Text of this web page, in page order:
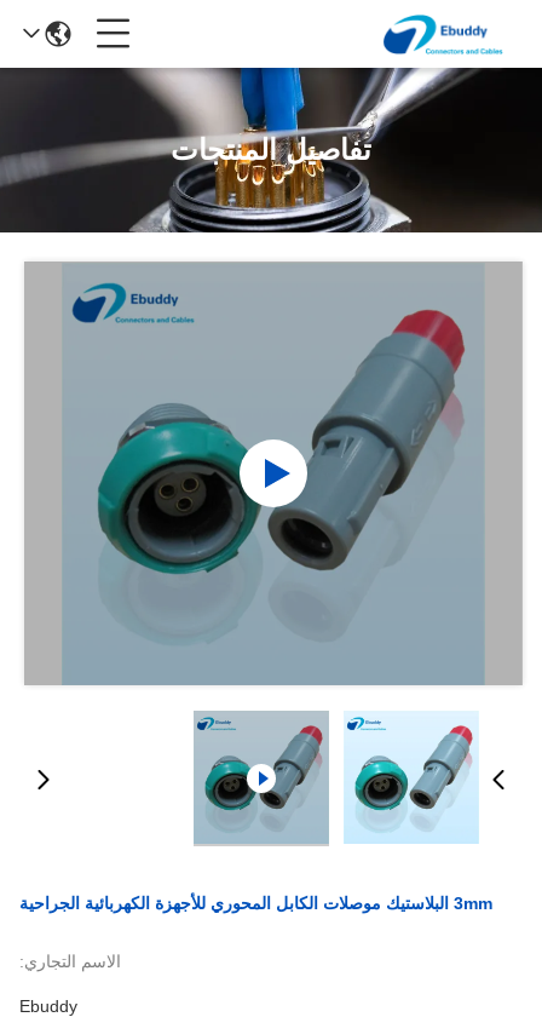
تفاصيل المنتجات
3mm البلاستيك موصلات الكابل المحوري للأجهزة الكهربائية الجراحية
الاسم التجاري:
Ebuddy